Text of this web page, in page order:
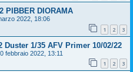
PIBBER DIORAMA
2022, 18:06
1 2 3
Duster 1/35 AFV Primer 10/02/22
febbraio 2022, 13:11
1 2 3